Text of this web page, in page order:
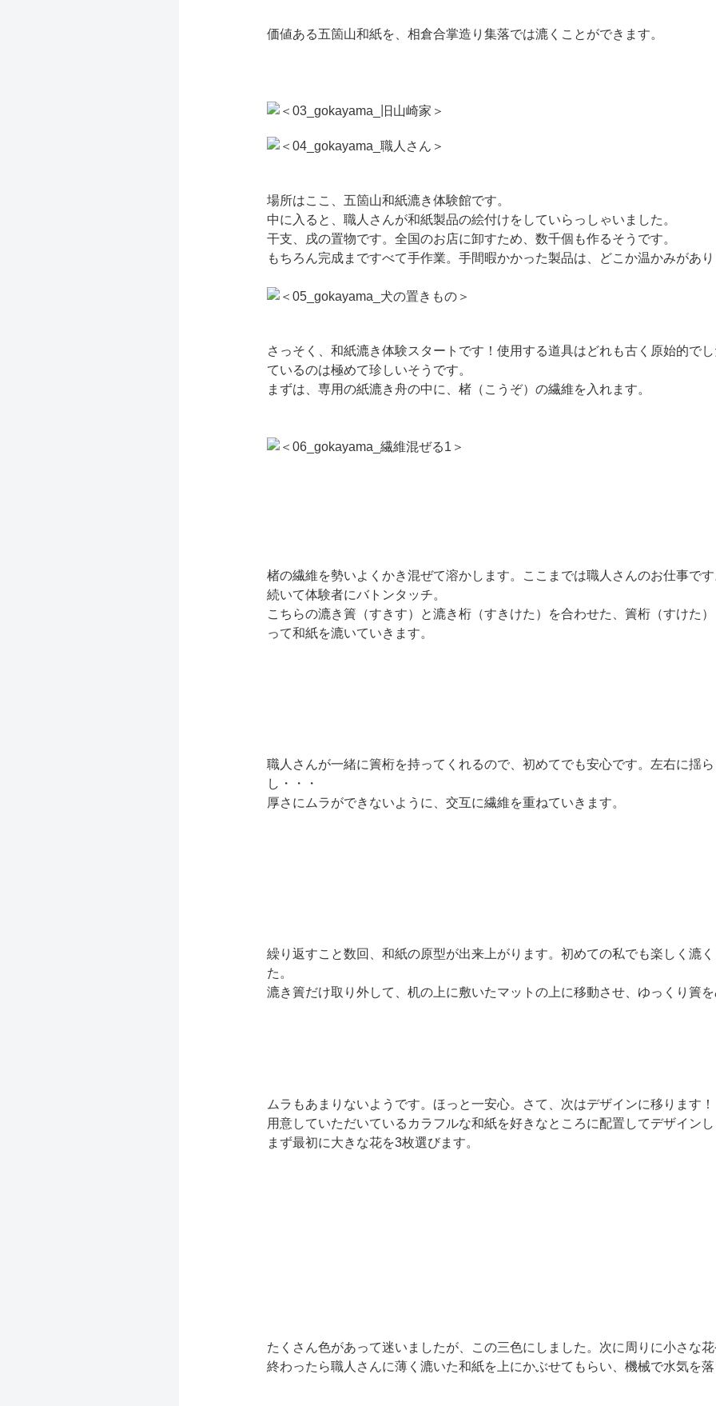
価値ある五箇山和紙を、相倉合掌造り集落では漉くことができます。
場所はここ、五箇山和紙漉き体験館です。
中に入ると、職人さんが和紙製品の絵付けをしていらっしゃいました。
干支、戌の置物です。全国のお店に卸すため、数千個も作るそうです。
もちろん完成まですべて手作業。手間暇かかった製品は、どこか温かみがあ
さっそく、和紙漉き体験スタートです！使用する道具はどれも古く原始的で
ているのは極めて珍しいそうです。
まずは、専用の紙漉き舟の中に、楮（こうぞ）の繊維を入れます。
楮の繊維を勢いよくかき混ぜて溶かします。ここまでは職人さんのお仕事で
続いて体験者にバトンタッチ。
こちらの漉き簀（すきす）と漉き桁（すきけた）を合わせた、簀桁（すけた
って和紙を漉いていきます。
職人さんが一緒に簀桁を持ってくれるので、初めてでも安心です。左右に揺
し・・・
厚さにムラができないように、交互に繊維を重ねていきます。
繰り返すこと数回、和紙の原型が出来上がります。初めての私でも楽しく漉
た。
漉き簀だけ取り外して、机の上に敷いたマットの上に移動させ、ゆっくり簀
ムラもあまりないようです。ほっと一安心。さて、次はデザインに移ります！
用意していただいているカラフルな和紙を好きなところに配置してデザイン
まず最初に大きな花を3枚選びます。
たくさん色があって迷いましたが、この三色にしました。次に周りに小さな
終わったら職人さんに薄く漉いた和紙を上にかぶせてもらい、機械で水気を